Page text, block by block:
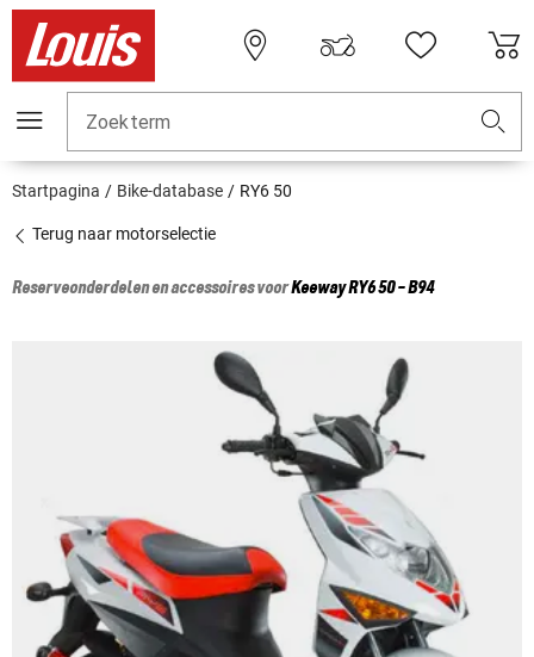
Zoekterm
Startpagina Bike-database RY6 50
Terug naar motorselectie
Reserveonderdelen en accessoires voorKeewayRY6 50 - B94